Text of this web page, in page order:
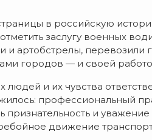
в российскую
заслугу военных
артобстрелы, перевозили
городов — и своей
людей и их чувства
профессиональный
признательность и
движение